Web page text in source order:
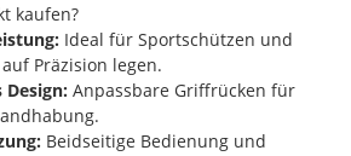
kaufen?
Ideal für Sportschützen und
Präzision legen.
Design: Anpassbare Griffrücken für
Beidseitige Bedienung und